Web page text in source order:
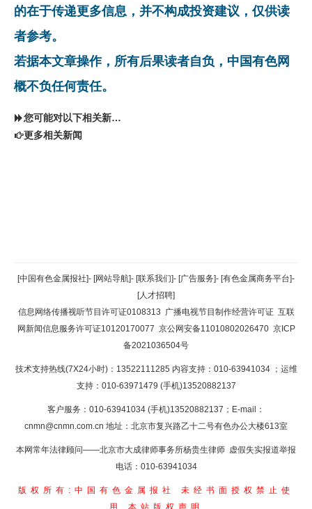
的在于传递更多信息，并不构成投资建议，仅供读
者参考。
若据本文章操作，所有后果读者自负，中国有色网
概不负任何责任。
您可能对以下相关新闻同样感兴趣
更多相关新闻
返回顶部
返回首页
[中国有色金属报社]- [网站导航]- [联系我们]- [广告服务]- [有色金属商务平台]-
[人才招聘]
信息网络传播视听节目许可证0108313 广播电视节目制作经营许可证 互联
网新闻信息服务许可证10120170077 京公网安备11010802026470 京ICP
备2021036504号
技术支持热线(7X24小时)：13522111285 内容支持：010-63941034 ；运维
支持：010-63971479 (手机)13520882137
客户服务：010-63941034 (手机)13520882137；E-mail：
cnmn@cnmn.com.cn 地址：北京市复兴路乙十二号有色办公大楼613室
本网常年法律顾问——北京市大成律师事务所杨贵生律师 虚假失实报道举报
电话：010-63941034
版权所有:中国有色金属报社
未经书面授权禁止使
用 本站版权声明